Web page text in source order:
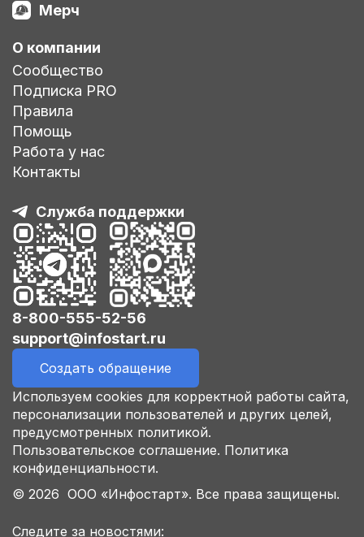
Мерч
О компании
Сообщество
Подписка PRO
Правила
Помощь
Работа у нас
Контакты
Служба поддержки
8-800-555-52-56
support@infostart.ru
Создать обращение
Используем cookies для корректной работы сайта,
персонализации пользователей и других целей,
предусмотренных политикой.
Пользовательское соглашение. Политика
конфиденциальности.
© 2026 ООО «Инфостарт». Все права защищены.
Следите за новостями: